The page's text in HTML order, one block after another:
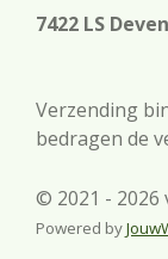
7422 LS
Verzending
bedragen de
© 2021 - 2026
Powered by